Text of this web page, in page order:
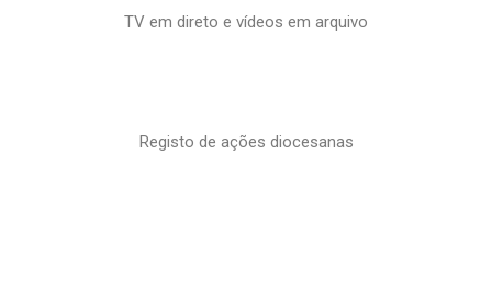
TV em direto e vídeos em arquivo
Registo de ações diocesanas